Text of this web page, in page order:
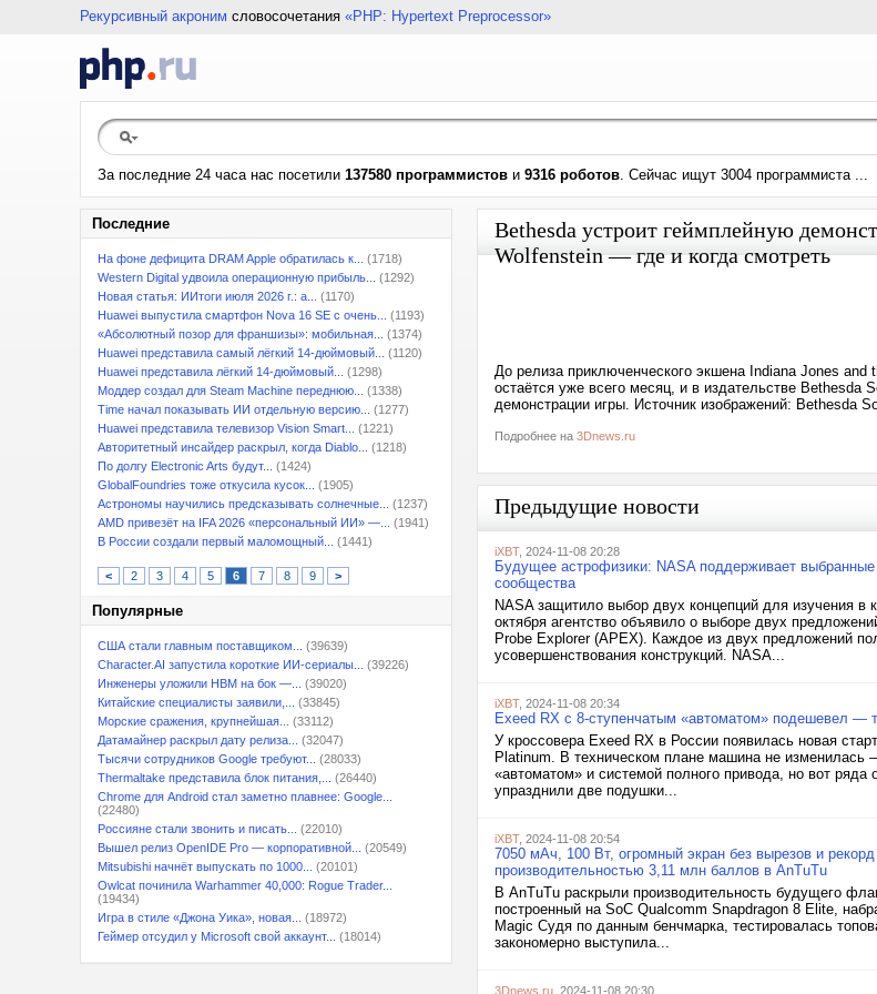
Рекурсивный акроним словосочетания «PHP: Hypertext Preprocessor»
За последние 24 часа нас посетили 137580 программистов и 9316 роботов. Сейчас ищут 3004 программиста ...
Последние
На фоне дефицита DRAM Apple обратилась к...
(1718)
Western Digital удвоила операционную прибыль...
(1292)
Новая статья: ИИтоги июля 2026 г.: а...
(1170)
Huawei выпустила смартфон Nova 16 SE с очень...
(1193)
«Абсолютный позор для франшизы»: мобильная...
(1374)
Huawei представила самый лёгкий 14-дюймовый...
(1120)
Huawei представила лёгкий 14-дюймовый...
(1298)
Моддер создал для Steam Machine переднюю...
(1338)
Time начал показывать ИИ отдельную версию...
(1277)
Huawei представила телевизор Vision Smart...
(1221)
Авторитетный инсайдер раскрыл, когда Diablo...
(1218)
По долгу Electronic Arts будут...
(1424)
GlobalFoundries тоже откусила кусок...
(1905)
Астрономы научились предсказывать солнечные...
(1237)
AMD привезёт на IFA 2026 «персональный ИИ» —...
(1941)
В России создали первый маломощный...
(1441)
< 2 3 4 5 6 7 8 9 >
Популярные
США стали главным поставщиком...
(39639)
Character.AI запустила короткие ИИ-сериалы...
(39226)
Инженеры уложили HBM на бок —...
(39020)
Китайские специалисты заявили,...
(33845)
Морские сражения, крупнейшая...
(33112)
Датамайнер раскрыл дату релиза...
(32047)
Тысячи сотрудников Google требуют...
(28033)
Thermaltake представила блок питания,...
(26440)
Chrome для Android стал заметно плавнее: Google...
(22480)
Россияне стали звонить и писать...
(22010)
Вышел релиз OpenIDE Pro — корпоративной...
(20549)
Mitsubishi начнёт выпускать по 1000...
(20101)
Owlcat починила Warhammer 40,000: Rogue Trader...
(19434)
Игра в стиле «Джона Уика», новая...
(18972)
Геймер отсудил у Microsoft свой аккаунт...
(18014)
Bethesda устроит геймплейную
Wolfenstein — где и когда смотреть
До релиза приключенческого экшена Indiana Jones
остаётся уже всего месяц, и в издательстве
демонстрации игры. Источник изображений: Bethesda
Подробнее на 3Dnews.ru
Предыдущие новости
iXBT, 2024-11-08 20:28
Будущее астрофизики: NASA поддерживает
сообщества
NASA защитило выбор двух концепций для изучения в
октября агентство объявило о выборе двух
Probe Explorer (APEX). Каждое из двух предложений
усовершенствования конструкций. NASA...
iXBT, 2024-11-08 20:34
Exeed RX с 8-ступенчатым «автоматом» подешевел —
У кроссовера Exeed RX в России появилась новая
Platinum. В техническом плане машина не изменилась
«автоматом» и системой полного привода, но вот
упразднили две подушки...
iXBT, 2024-11-08 20:54
7050 мАч, 100 Вт, огромный экран без вырезов и
производительностью 3,11 млн баллов в AnTuTu
В AnTuTu раскрыли производительность будущего
построенный на SoC Qualcomm Snapdragon 8 Elite,
Magic Судя по данным бенчмарка, тестировалась
закономерно выступила...
3Dnews.ru , 2024-11-08 20:30